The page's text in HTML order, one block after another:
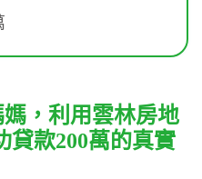
，利用雲林房地
貸款200萬的真實